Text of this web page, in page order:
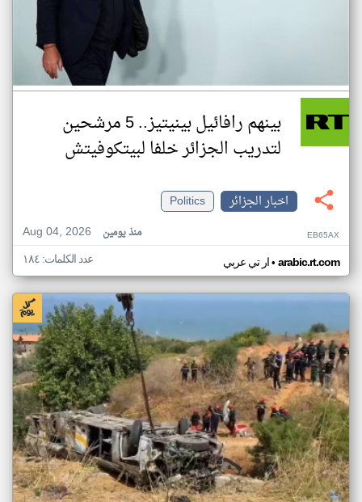
بينهم رافائيل بينيتيز.. 5 مرشحين
لتدريب الجزائر خلفا لبيتكوفيتش
اخبار الجزائر
Politics
Aug 04, 2026
منذ يومين EB65AX
ار تي عربي• arabic.rt.com عدد الكلمات: ١٨٤